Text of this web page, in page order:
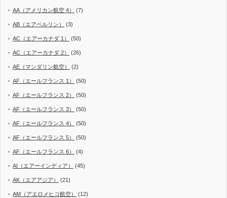
AA（アメリカン航空 4） (7)
AB（エアベルリン） (3)
AC（エアーカナダ 1） (50)
AC（エアーカナダ 2） (26)
AE（マンダリン航空） (2)
AF（エールフランス 1） (50)
AF（エールフランス 2） (50)
AF（エールフランス 3） (50)
AF（エールフランス 4） (50)
AF（エールフランス 5） (50)
AF（エールフランス 6） (4)
AI（エアーインディア） (45)
AK（エアアジア） (21)
AM（アエロメヒコ航空） (12)